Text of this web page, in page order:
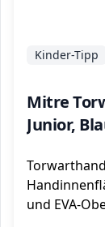
Mitre
Junior,
Kinder-Tipp
und EVA-